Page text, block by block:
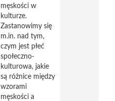
męskości w
kulturze.
Zastanowimy się
m.in. nad tym,
czym jest płeć
społeczno-
kulturowa, jakie
są różnice między
wzorami
męskości a